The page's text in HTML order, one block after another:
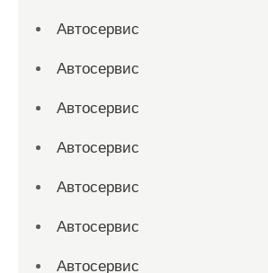
Автосервис
Автосервис
Автосервис
Автосервис
Автосервис
Автосервис
Автосервис